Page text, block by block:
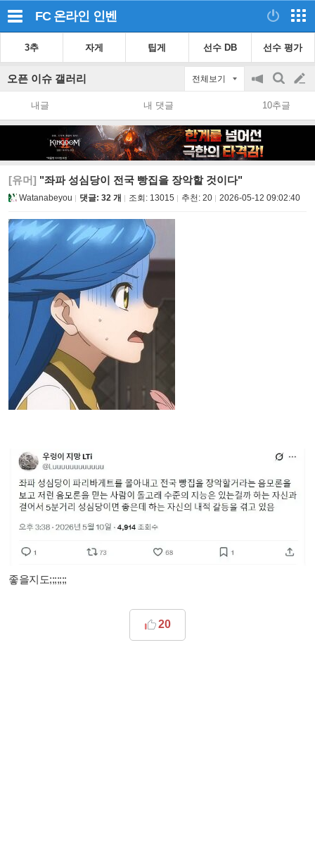
FC 온라인 인벤
3추 자게 팁게 선수 DB 선수 평가
오픈 이슈 갤러리 전체보기
공
지
on/off
검
색
글
쓰
내글 내 댓글 10추글
[유머] "좌파 성심당이 전국 빵집을 장악할 것이다"
Watanabeyou 댓글: 32 개 조회: 13015 추천: 20 2026-05-12 09:02:40
좋을지도;;;;;;;
20